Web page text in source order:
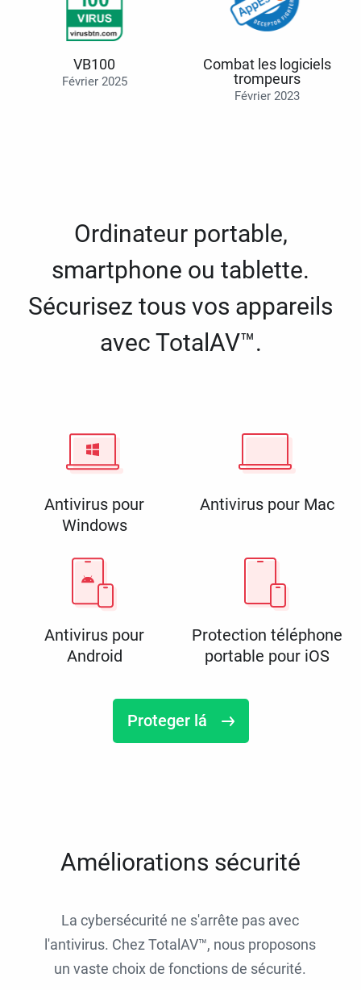
VB100
Février 2025
Combat les logiciels
trompeurs
Février 2023
Ordinateur portable,
smartphone ou tablette.
Sécurisez tous vos appareils
avec TotalAV™.
Antivirus pour
Windows
Antivirus pour Mac
Antivirus pour
Android
Protection téléphone
portable pour iOS
Proteger lá
Améliorations sécurité
La cybersécurité ne s'arrête pas avec
l'antivirus. Chez TotalAV™, nous proposons
un vaste choix de fonctions de sécurité.